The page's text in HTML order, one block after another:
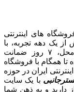
های اینترنتی
از یک دهه تجربه، با
پایبندی به سه اصل کلیدی، پرداخت در محل، ۷ روز ضمانت
تا همگام با فروشگاه‌
ایران در حوزه
با یک سایت
دارید و به ذهن شما